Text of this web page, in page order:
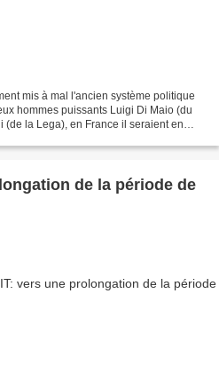
mis à mal l'ancien système politique
hommes puissants Luigi Di Maio (du
(de la Lega), en France il seraient en
de la période de